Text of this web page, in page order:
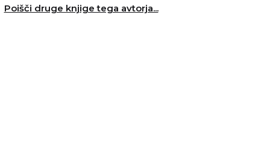
Poišči druge knjige tega avtorja...